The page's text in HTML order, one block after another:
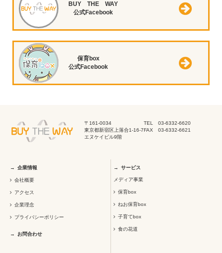
BUY THE WAY
公式Facebook
保育box
公式Facebook
〒161-0034
東京都新宿区上落合1-16-7
エヌケイビル9階
TEL 03-6332-6620
FAX 03-6332-6621
企業情報
会社概要
アクセス
企業理念
プライバシーポリシー
お問合わせ
サービス
メディア事業
保育box
ねお保育box
子育てbox
食の花道